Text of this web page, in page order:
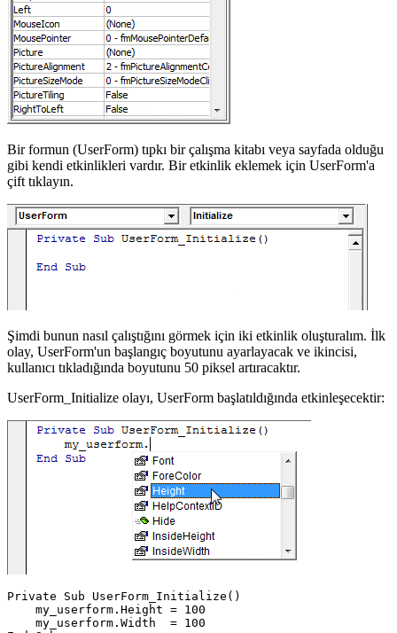
Bir formun (UserForm) tıpkı bir çalışma kitabı veya sayfada olduğu
gibi kendi etkinlikleri vardır. Bir etkinlik eklemek için UserForm'a
çift tıklayın.
Şimdi bunun nasıl çalıştığını görmek için iki etkinlik oluşturalım. İlk
olay, UserForm'un başlangıç boyutunu ayarlayacak ve ikincisi,
kullanıcı tıkladığında boyutunu 50 piksel artıracaktır.
UserForm_Initialize olayı, UserForm başlatıldığında etkinleşecektir:
Private Sub UserForm_Initialize()
    my_userform.Height = 100
    my_userform.Width  = 100